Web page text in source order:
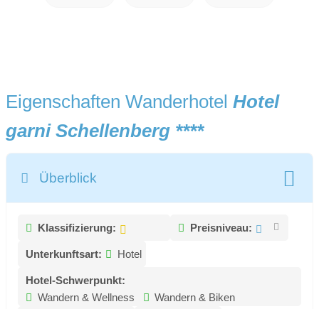
Eigenschaften Wanderhotel Hotel
garni Schellenberg ****
Überblick
Klassifizierung: Preisniveau:
Unterkunftsart: Hotel
Hotel-Schwerpunkt:
Wandern & Wellness
Wandern & Biken